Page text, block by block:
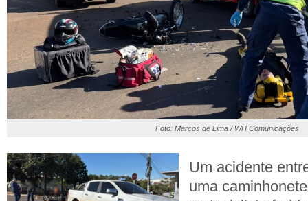
Foto: Marcos de Lima / WH Comunicações
Um acidente
uma